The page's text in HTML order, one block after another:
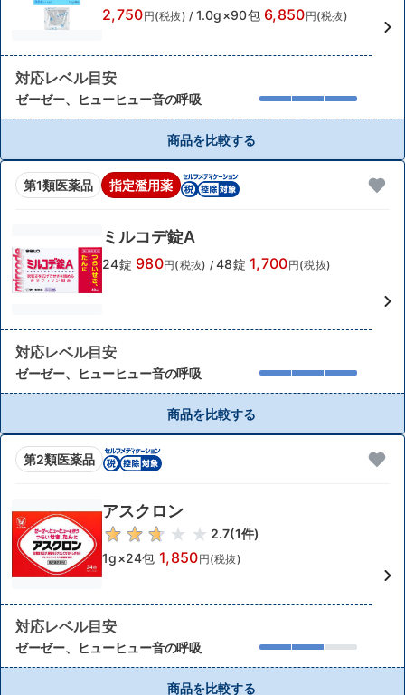
2,750円(税抜) / 1.0g×90包 6,850円(税抜)
対応レベル目安
ゼーゼー、ヒューヒュー音の呼吸
商品を比較する
第1類医薬品 指定濫用薬
ミルコデ錠A
24錠 980円(税抜) / 48錠 1,700円(税抜)
対応レベル目安
ゼーゼー、ヒューヒュー音の呼吸
商品を比較する
第2類医薬品
アスクロン
2.7(1件)
1g×24包 1,850円(税抜)
対応レベル目安
ゼーゼー、ヒューヒュー音の呼吸
商品を比較する